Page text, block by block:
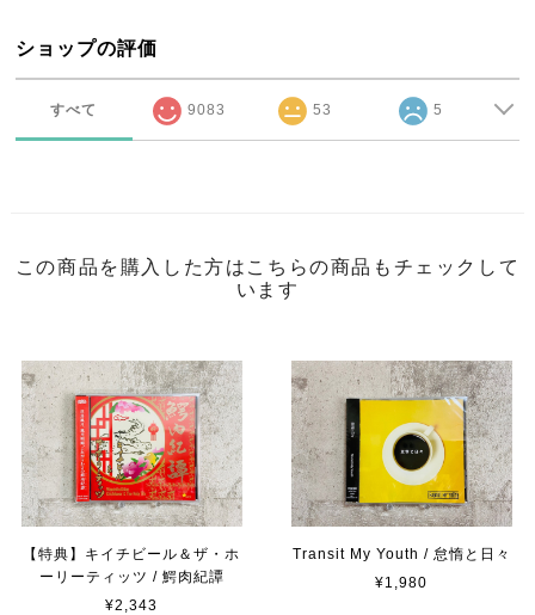
ショップの評価
すべて 9083 53 5
この商品を購入した方はこちらの商品もチェックして
います
【特典】キイチビール＆ザ・ホ
ーリーティッツ / 鰐肉紀譚
¥2,343
Transit My Youth / 怠惰と日々
¥1,980